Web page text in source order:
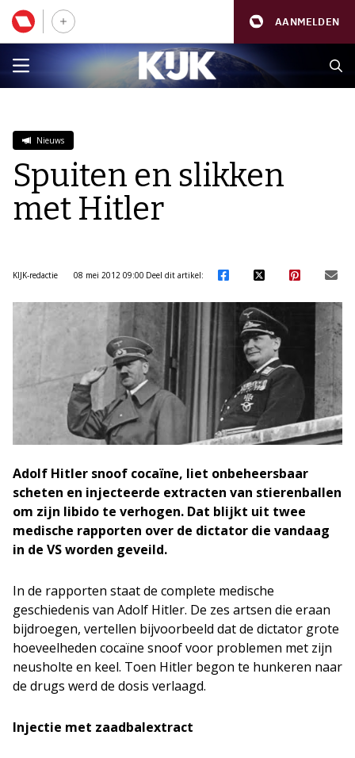
AANMELDEN
Nieuws
Spuiten en slikken
met Hitler
KIJK-redactie 08 mei 2012 09:00 Deel dit artikel:
Adolf Hitler snoof cocaïne, liet onbeheersbaar
scheten en injecteerde extracten van stierenballen
om zijn libido te verhogen. Dat blijkt uit twee
medische rapporten over de dictator die vandaag
in de VS worden geveild.
In de rapporten staat de complete medische
geschiedenis van Adolf Hitler. De zes artsen die eraan
bijdroegen, vertellen bijvoorbeeld dat de dictator grote
hoeveelheden cocaïne snoof voor problemen met zijn
neusholte en keel. Toen Hitler begon te hunkeren naar
de drugs werd de dosis verlaagd.
Injectie met zaadbalextract